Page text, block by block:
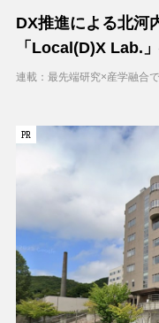
DX推進による北河
「Local(D)X Lab.
空間で地域DXに挑
連載：最先端研究×産学融合
PR
PR